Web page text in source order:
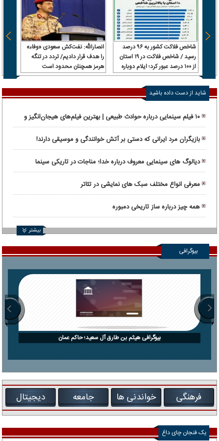
شاخص فلاکت کشور به ۹۶ درصد
رسید / شاخص فلاکت در ۱۹ استان
از ۱۰۰ درصد عبور کرد؛ ایلام دوباره
صدرنشین شد
انصارالله: نفت‌کش سعودی «وفاء»
را هدف قرار دادیم/ تردد در تنگه
هرمز همچنان محدود است
شاید از دست داده باشید
۱۰ فیلم سینمایی درباره حوادث طبیعی | بهترین فیلم‌های هیجان‌انگیز و
واقعی
بازیگران مرد ایرانی که دستی بر آتش خوانندگی و موسیقی دارند!
دیالوگ های سینمایی معروف درباره خدا؛ مناجات در تاریکی سینما
معرفی انواع مختلف سبک های نمایشی در تئاتر
همه چیز درباره ساز تاریخی دمبوره
بیشتر
بیوگرافی
بیوگرافی هیثم بن طارق آل سعید؛ حاکم عمان
فرهنگی خواندنی ها جامعه دیجیتال
یک فنجان چای داغ